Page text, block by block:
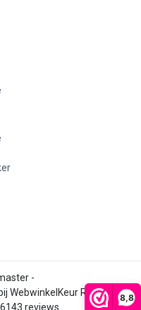
8,8
-
WebwinkelKeur Reviews is
reviews.